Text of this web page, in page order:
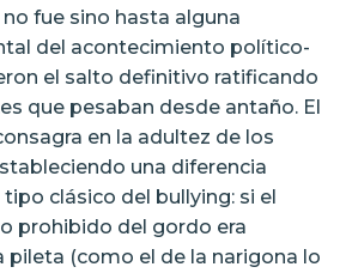
fue sino hasta alguna
del acontecimiento político-
el salto definitivo ratificando
que pesaban desde antaño. El
en la adultez de los
una diferencia
clásico del bullying: si el
prohibido del gordo era
pileta (como el de la narigona lo